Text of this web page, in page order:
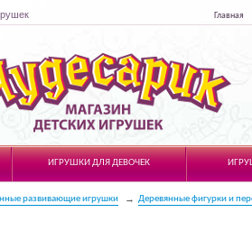
Главная
ИГРУШКИ ДЛЯ ДЕВОЧЕК
развивающие игрушки Деревянные фигурки и